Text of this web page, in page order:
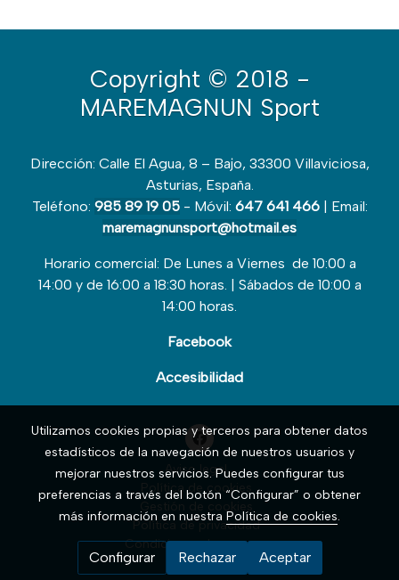
Copyright © 2018 -
MAREMAGNUN Sport
Dirección: Calle El Agua, 8 – Bajo, 33300 Villaviciosa,
Asturias, España.
Teléfono: 985 89 19 05- Móvil: 647 641 466| Email:
maremagnunsport@hotmail.es
Horario comercial: De Lunes a Viernes de 10:00 a
14:00 y de 16:00 a 18:30 horas. | Sábados de 10:00 a
14:00 horas.
Facebook
Accesibilidad
Aviso legal
Política de cookies
Política de privacidad
Condiciones de compra
Utilizamos cookies propias y terceros para obtener datos
estadísticos de la navegación de nuestros usuarios y
mejorar nuestros servicios. Puedes configurar tus
preferencias a través del botón “Configurar” o obtener
más información en nuestra Política de cookies.
Configurar Rechazar Aceptar